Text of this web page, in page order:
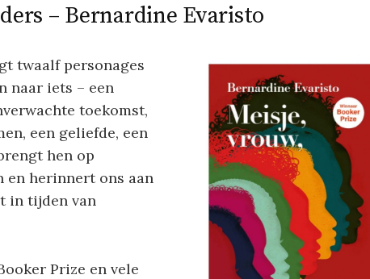
– Bernardine Evaristo
twaalf personages
naar iets – een
toekomst,
een geliefde, een
hen op
en herinnert ons aan
in tijden van
Prize en vele